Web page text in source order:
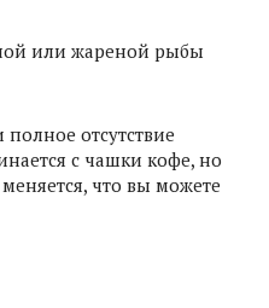
или жареной рыбы
отсутствие
с чашки кофе, но
что вы можете